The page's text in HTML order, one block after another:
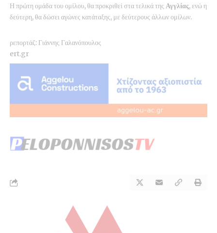
Η πρώτη ομάδα του ομίλου, θα προκριθεί στα τελικά της Αγγλίας, ενώ η
δεύτερη, θα δώσει αγώνες κατάταξης, με δεύτερους άλλων ομίλων.
ρεπορτάζ: Γιάννης Γαλανόπουλος
ert.gr